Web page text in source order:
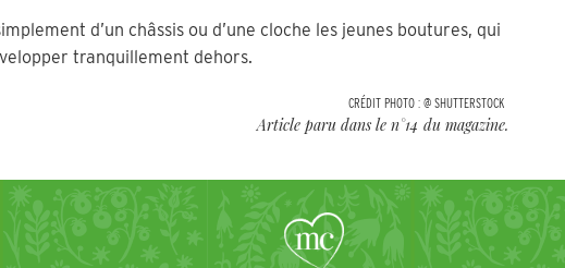
d’un châssis ou d’une cloche les jeunes boutures, qui
tranquillement dehors.
CRÉDIT PHOTO : @ SHUTTERSTOCK
Article paru dans le n°14 du magazine.